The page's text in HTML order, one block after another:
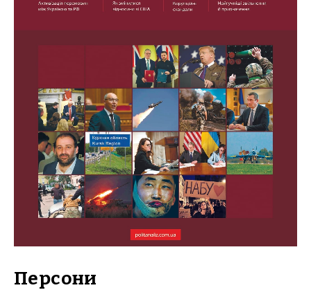
Персони